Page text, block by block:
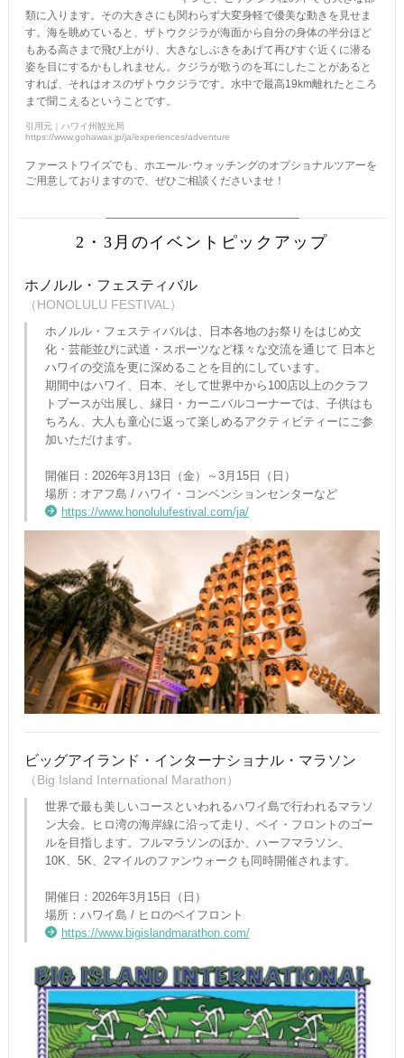
類に入ります。その大きさにも関わらず大変身軽で優美な動きを見せま
す。海を眺めていると、ザトウクジラが海面から自分の身体の半分ほど
もある高さまで飛び上がり、大きなしぶきをあげて再びすぐ近くに潜る
姿を目にするかもしれません。クジラが歌うのを耳にしたことがあると
すれば、それはオスのザトウクジラです。水中で最高19km離れたところ
まで聞こえるということです。
引用元｜ハワイ州観光局
https://www.gohawaii.jp/ja/experiences/adventure
ファーストワイズでも、ホエール･ウォッチングのオプショナルツアーを
ご用意しておりますので、ぜひご相談くださいませ！
2・3月のイベントピックアップ
ホノルル・フェスティバル
（HONOLULU FESTIVAL）
ホノルル・フェスティバルは、日本各地のお祭りをはじめ文
化・芸能並びに武道・スポーツなど様々な交流を通じて 日本と
ハワイの交流を更に深めることを目的にしています。
期間中はハワイ、日本、そして世界中から100店以上のクラフ
トブースが出展し、縁日・カーニバルコーナーでは、子供はも
ちろん、大人も童心に返って楽しめるアクティビティーにご参
加いただけます。
開催日：2026年3月13日（金）～3月15日（日）
場所：オアフ島 / ハワイ・コンベンションセンターなど
https://www.honolulufestival.com/ja/
ビッグアイランド・インターナショナル・マラソン
（Big Island International Marathon）
世界で最も美しいコースといわれるハワイ島で行われるマラソ
ン大会。ヒロ湾の海岸線に沿って走り、ベイ・フロントのゴー
ルを目指します。フルマラソンのほか、ハーフマラソン、
10K、5K、2マイルのファンウォークも同時開催されます。
開催日：2026年3月15日（日）
場所：ハワイ島 / ヒロのベイフロント
https://www.bigislandmarathon.com/